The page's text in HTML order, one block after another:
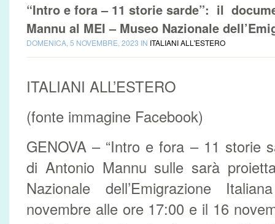
“Intro e fora – 11 storie sarde”: il
Mannu al MEI – Museo Nazionale
DOMENICA, 5 NOVEMBRE, 2023 IN ITALIANI ALL'ESTERO
ITALIANI ALL’ESTERO
(fonte immagine Facebook)
GENOVA – “Intro e fora – 11 storie
di Antonio Mannu sulle sarà
Nazionale dell’Emigrazione
novembre alle ore 17:00 e il 16